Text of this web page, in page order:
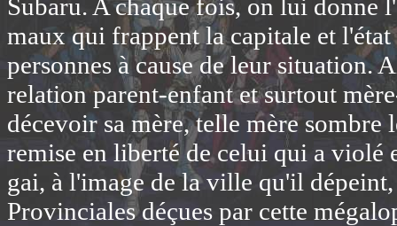
Subaru. A chaque fois, on lui donne
maux qui frappent la capitale et
personnes à cause de leur situation.
relation parent-enfant et surtout
décevoir sa mère, telle mère sombre
remise en liberté de celui qui a violé
gai, à l'image de la ville qu'il
Provinciales déçues par cette